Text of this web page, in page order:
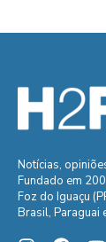
Notícias,
Fundado em
Foz do Iguaçu
Brasil, Paraguai